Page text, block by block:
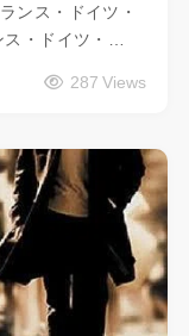
ンス・ドイツ・
・ドイツ・…
287 Views